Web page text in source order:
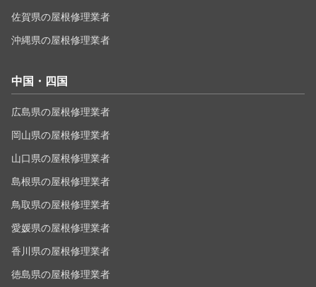
佐賀県の屋根修理業者
沖縄県の屋根修理業者
中国・四国
広島県の屋根修理業者
岡山県の屋根修理業者
山口県の屋根修理業者
島根県の屋根修理業者
鳥取県の屋根修理業者
愛媛県の屋根修理業者
香川県の屋根修理業者
徳島県の屋根修理業者